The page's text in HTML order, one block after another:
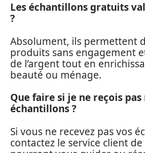
Les échantillons gratuits
?
Absolument, ils permettent
produits sans engagement
de l’argent tout en
beauté ou ménage.
Que faire si je ne reçois pas
échantillons ?
Si vous ne recevez pas vos
contactez le service client